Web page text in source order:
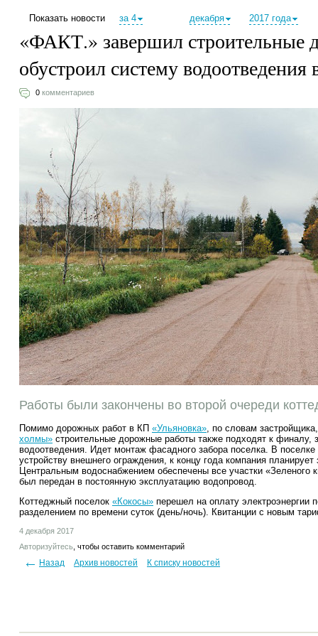
Показать новости за 4 декабря 2017 года
«ФАКТ.» завершил строительные
обустроил систему
0 комментариев
Работы были закончены во второй очереди
Помимо дорожных работ в КП «Ульяновка», по словам
холмы» строительные дорожные работы также подходят к финалу,
водоотведения. Идет монтаж фасадного забора поселка. В поселке
устройству внешнего ограждения, к концу года компания
Центральным водоснабжением обеспечены все участки «Зеленого
был передан в постоянную эксплуатацию водопровод.
Коттеджный поселок «Кокосы» перешел на оплату электроэнергии
разделением по времени суток (день/ночь). Квитанции с новым
4 декабря 2017
Авторизуйтесь , чтобы оставить комментарий
Назад Архив новостей К списку новостей